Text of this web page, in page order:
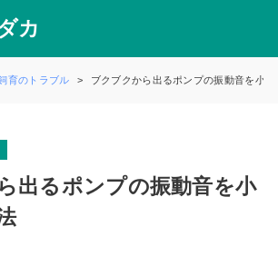
カ
育のトラブル ブクブクから出るポンプの振動音を小
出るポンプの振動音を小